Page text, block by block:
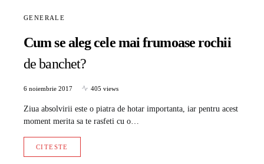
GENERALE
Cum se aleg cele mai frumoase rochii
de banchet?
6 noiembrie 2017 405 views
Ziua absolvirii este o piatra de hotar importanta, iar pentru acest
moment merita sa te rasfeti cu o…
CITESTE